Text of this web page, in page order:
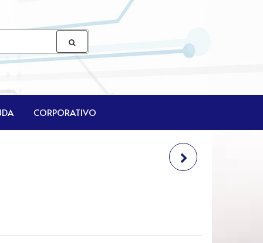
CORPORATIVO